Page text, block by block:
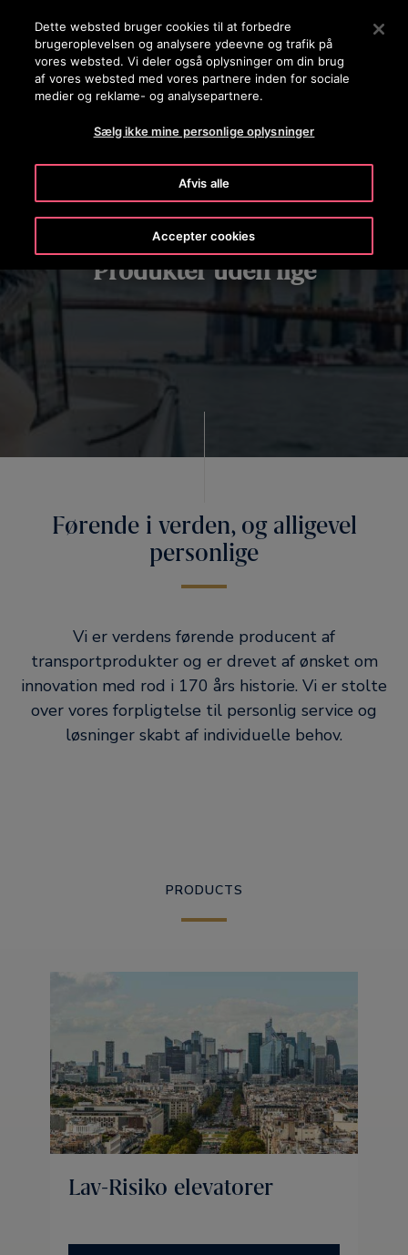
Tryk på Enter for at springe til hovedindholdet
SØG
Produkter uden lige
Førende i verden, og alligevel
personlige
Vi er verdens førende producent af
transportprodukter og er drevet af ønsket om
innovation med rod i 170 års historie. Vi er stolte
over vores forpligtelse til personlig service og
løsninger skabt af individuelle behov.
PRODUCTS
Lav-Risiko elevatorer
Dette websted bruger cookies til at forbedre
brugeroplevelsen og analysere ydeevne og trafik på
vores websted. Vi deler også oplysninger om din brug
af vores websted med vores partnere inden for sociale
medier og reklame- og analysepartnere.
Sælg ikke mine personlige oplysninger
Afvis alle
Accepter cookies